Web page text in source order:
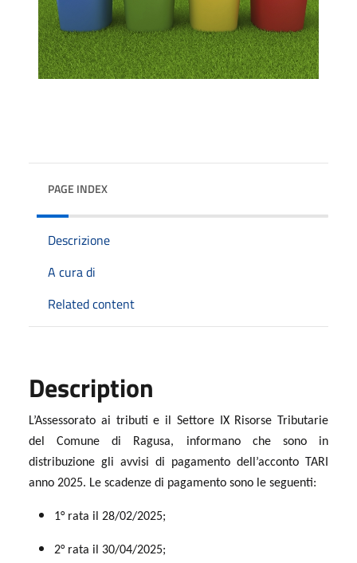
PAGE INDEX
Descrizione
A cura di
Related content
Description
L’Assessorato ai tributi e il Settore IX Risorse Tributarie
del Comune di Ragusa, informano che sono in
distribuzione gli avvisi di pagamento dell’acconto TARI
anno 2025. Le scadenze di pagamento sono le seguenti:
1° rata il 28/02/2025;
2° rata il 30/04/2025;